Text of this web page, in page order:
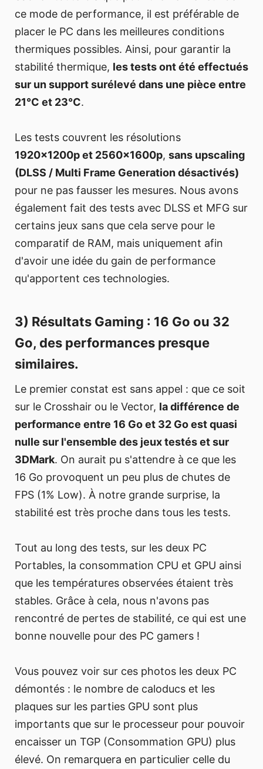
ce mode de performance, il est préférable de
placer le PC dans les meilleures conditions
thermiques possibles. Ainsi, pour garantir la
stabilité thermique, les tests ont été effectués
sur un support surélevé dans une pièce entre
21°C et 23°C.
Les tests couvrent les résolutions
1920x1200p et 2560x1600p, sans upscaling
(DLSS / Multi Frame Generation désactivés)
pour ne pas fausser les mesures. Nous avons
également fait des tests avec DLSS et MFG sur
certains jeux sans que cela serve pour le
comparatif de RAM, mais uniquement afin
d'avoir une idée du gain de performance
qu'apportent ces technologies.
3) Résultats Gaming : 16 Go ou 32
Go, des performances presque
similaires.
Le premier constat est sans appel : que ce soit
sur le Crosshair ou le Vector, la différence de
performance entre 16 Go et 32 Go est quasi
nulle sur l'ensemble des jeux testés et sur
3DMark. On aurait pu s'attendre à ce que les
16 Go provoquent un peu plus de chutes de
FPS (1% Low). À notre grande surprise, la
stabilité est très proche dans tous les tests.
Tout au long des tests, sur les deux PC
Portables, la consommation CPU et GPU ainsi
que les températures observées étaient très
stables. Grâce à cela, nous n'avons pas
rencontré de pertes de stabilité, ce qui est une
bonne nouvelle pour des PC gamers !
Vous pouvez voir sur ces photos les deux PC
démontés : le nombre de caloducs et les
plaques sur les parties GPU sont plus
importants que sur le processeur pour pouvoir
encaisser un TGP (Consommation GPU) plus
élevé. On remarquera en particulier celle du